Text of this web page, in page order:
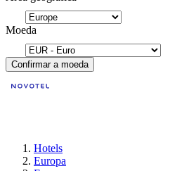
Moeda
Confirmar a moeda
Hotels
Europa